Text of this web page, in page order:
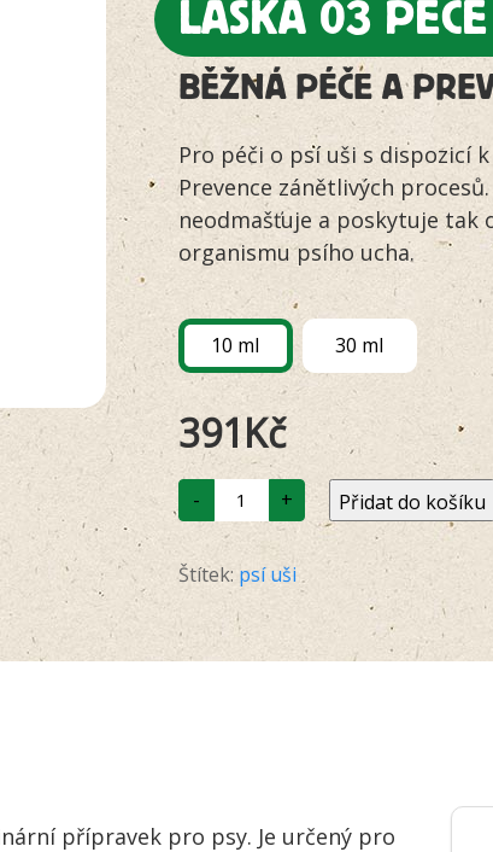
LÁSKA 03
BĚŽNÁ PÉČE A
Pro péči o psí uši s dispozicí
Prevence zánětlivých
neodmašťuje a poskytuje
organismu psího ucha.
10 ml 30 ml
391Kč
- LÁSKA
-
Péče
o
uši
běžném
režimu
množství
+ Přidat do košíku
Štítek: psí uši
přípravek pro psy. Je určený pro